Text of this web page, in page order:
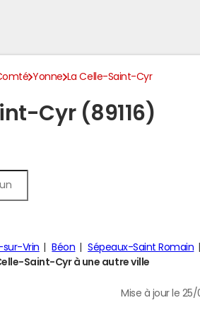
Yonne La Celle-Saint-Cyr
Cyr (89116)
sur-Vrin Béon
Sépeaux-Saint Romain
Saint-Cyr à une autre ville
Mise à jour le